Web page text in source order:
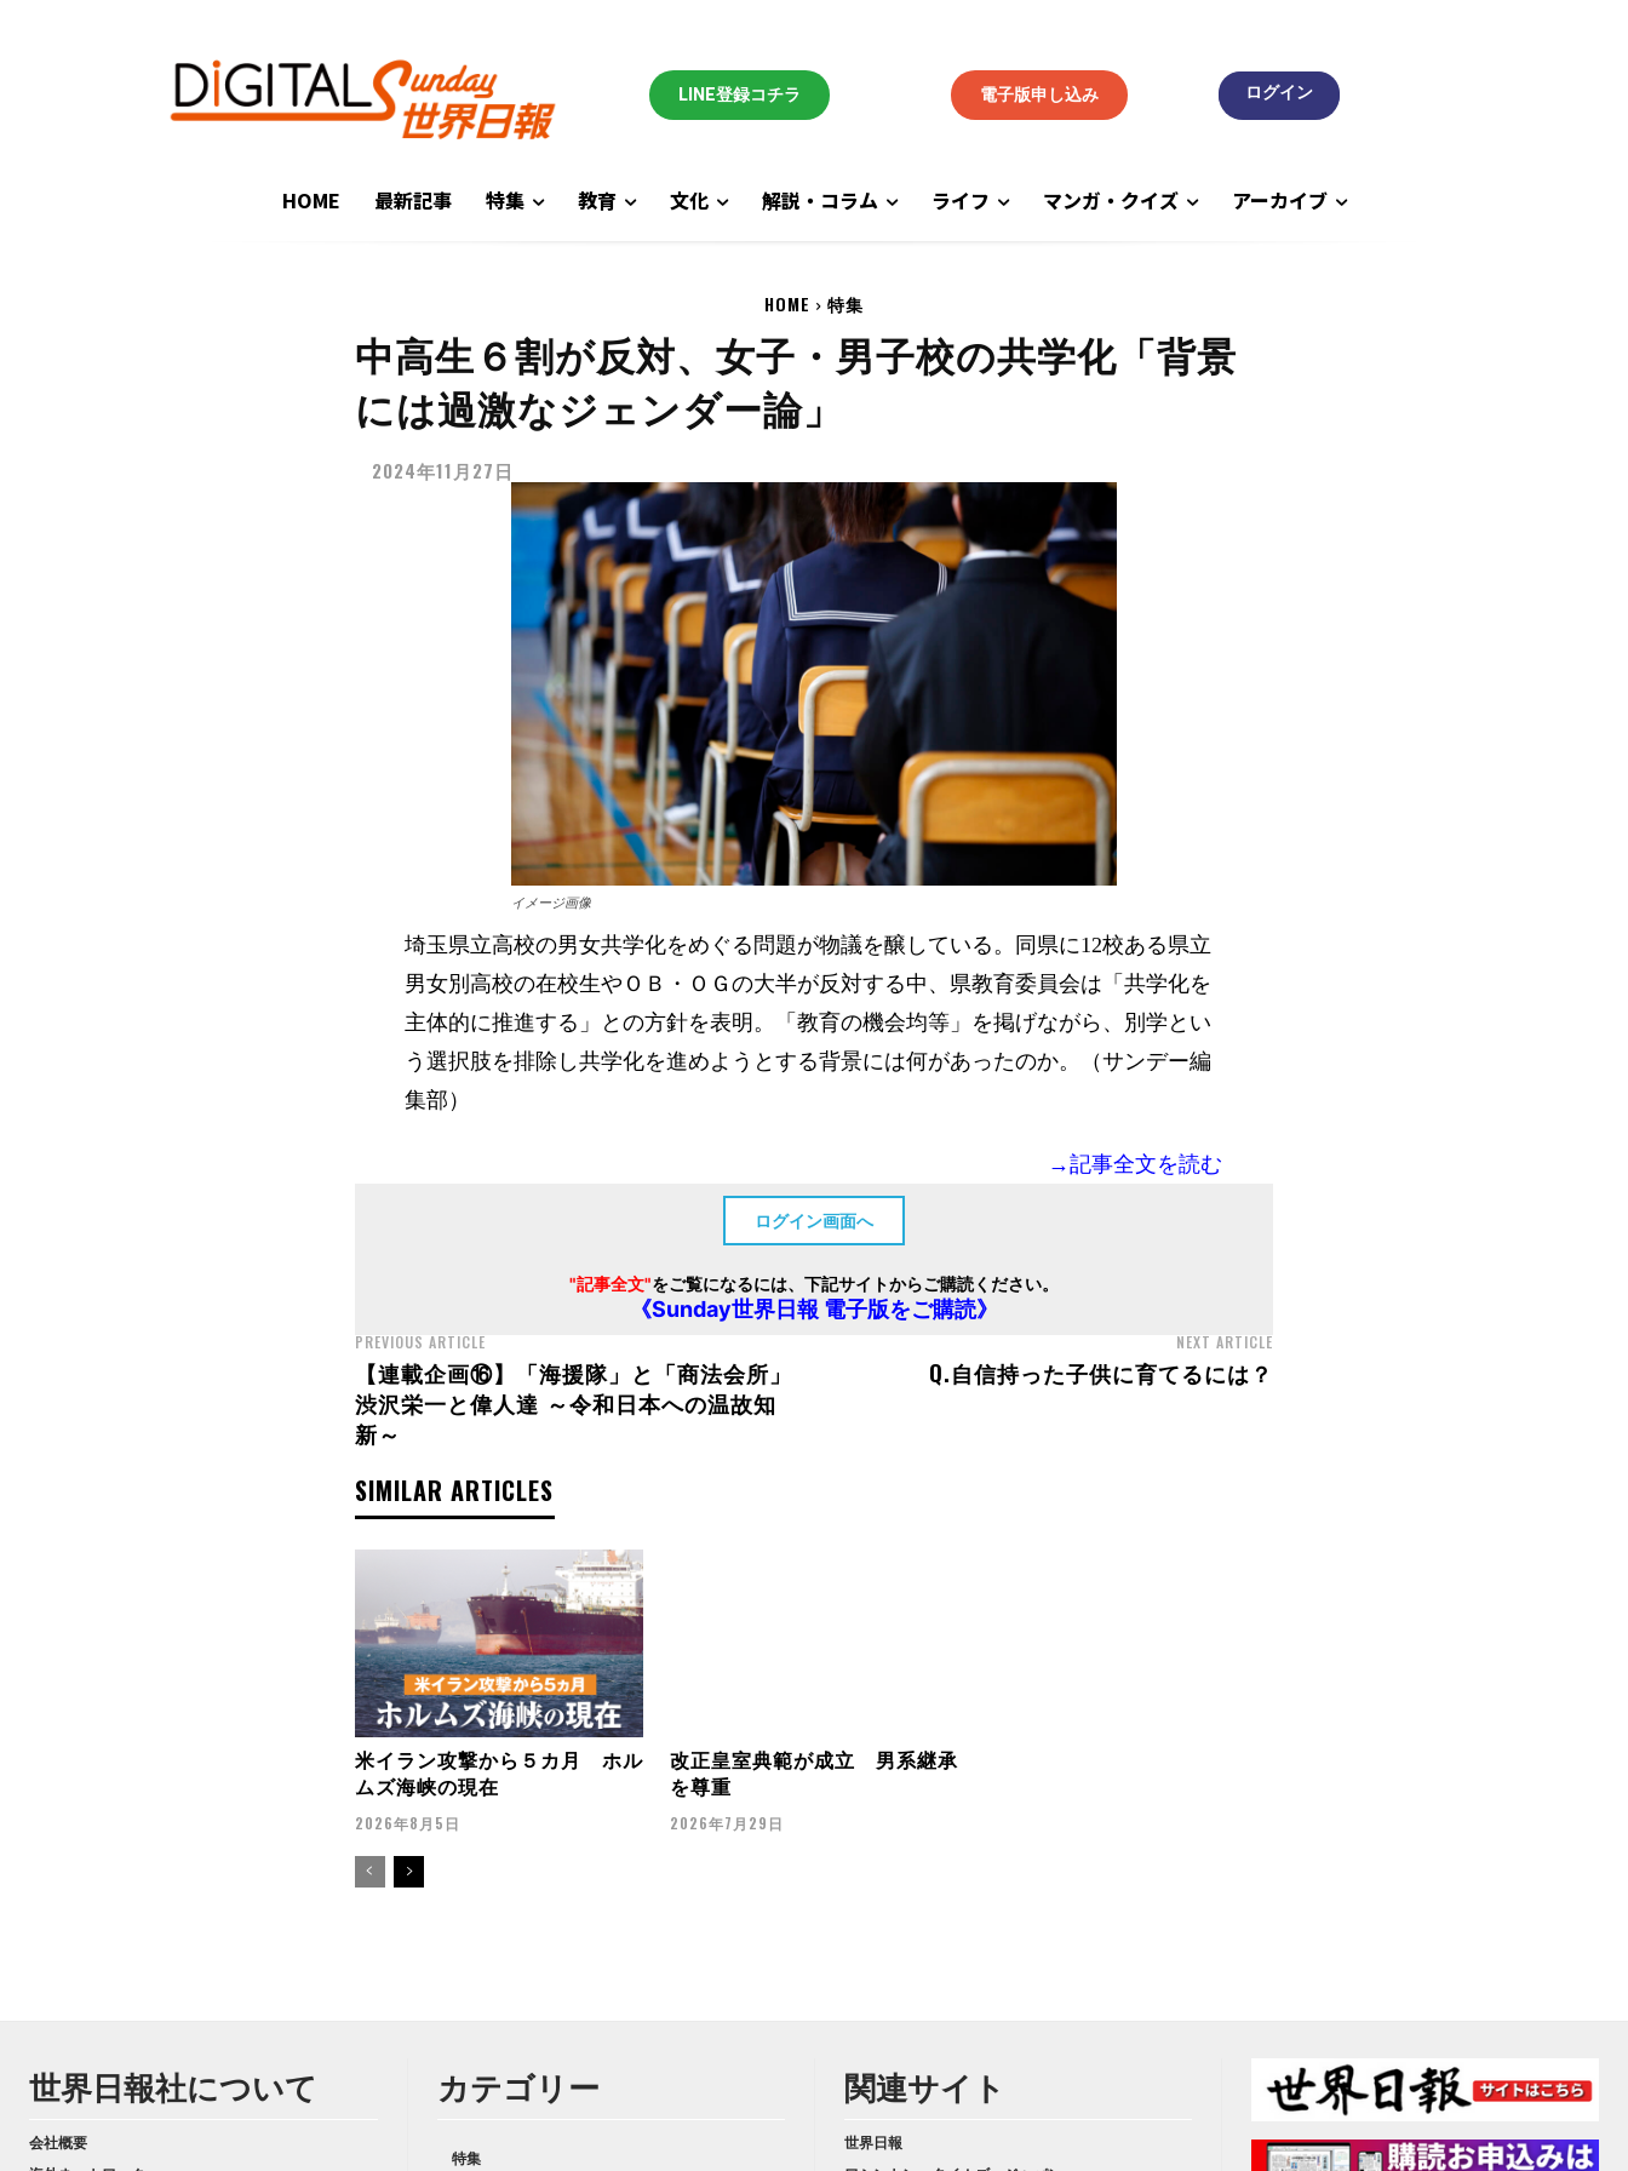
LINE登録コチラ 電子版申し込み
HOME 最新記事 特集 教育 文化 解説・コラム ライフ マンガ・クイズ アーカイブ
HOME 特集
中高生６割が反対、女子・男子校の共学化「背景
には過激なジェンダー論」
2024年11月27日
イメージ画像
埼玉県立高校の男女共学化をめぐる問題が物議を醸している。同県に12校ある県立
男女別高校の在校生やＯＢ・ＯＧの大半が反対する中、県教育委員会は「共学化を
主体的に推進する」との方針を表明。「教育の機会均等」を掲げながら、別学とい
う選択肢を排除し共学化を進めようとする背景には何があったのか。（サンデー編
集部）
→記事全文を読む
ログイン画面へ
"記事全文"をご覧になるには、下記サイトからご購読ください。
《Sunday世界日報 電子版をご購読》
PREVIOUS ARTICLE
【連載企画⑯】「海援隊」と「商法会所」
渋沢栄一と偉人達 ～令和日本への温故知
新～
NEXT ARTICLE
Q.自信持った子供に育てるには？
SIMILAR ARTICLES
米イラン攻撃から５カ月 ホル
ムズ海峡の現在
2026年8月5日
改正皇室典範が成立 男系継承
を尊重
2026年7月29日
世界日報社について
会社概要
カテゴリー
特集
関連サイト
世界日報